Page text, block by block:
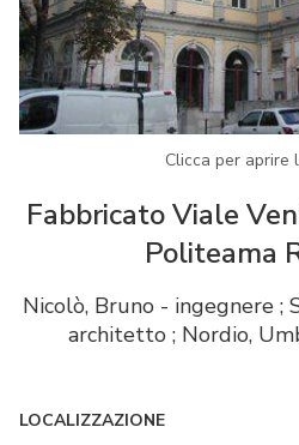
Clicca per aprire
Fabbricato Viale
Politeama
Nicolò, Bruno - ingegnere ;
architetto ; Nordio,
LOCALIZZAZIONE